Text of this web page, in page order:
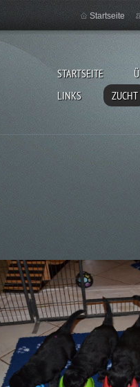
STARTSEITE
LINKS
ZUCHT
Startseite